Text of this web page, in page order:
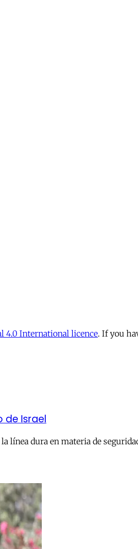
4.0 International licence. If you
de Israel
dura en materia de